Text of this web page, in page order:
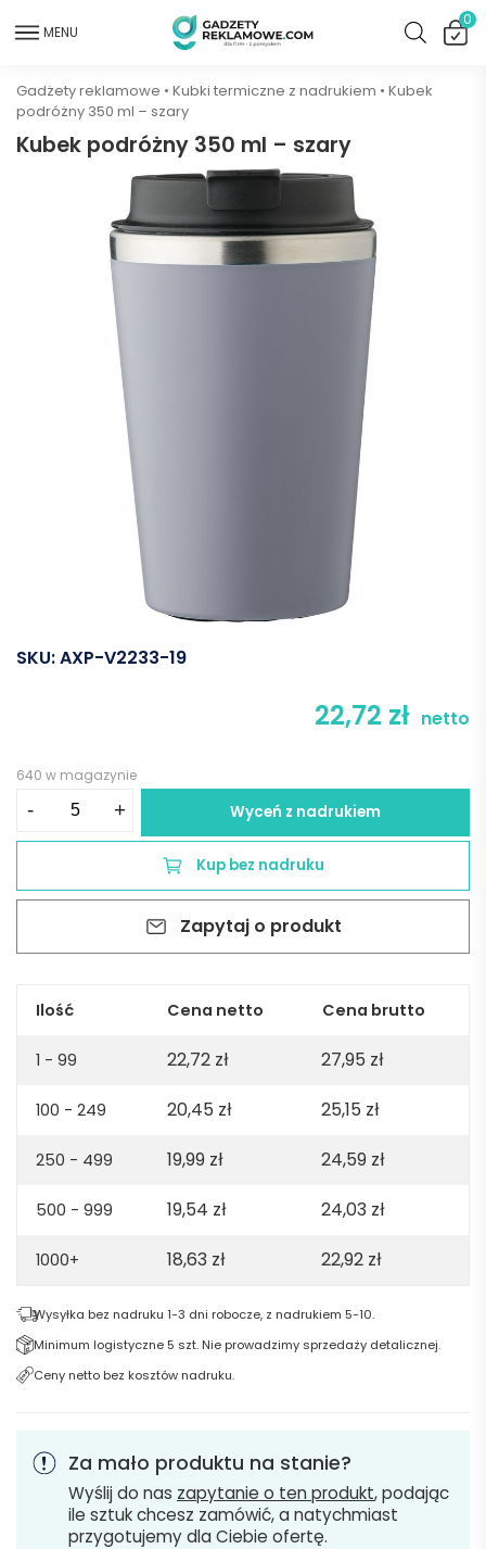
MENU
0
Gadżety reklamowe • Kubki termiczne z nadrukiem • Kubek
podróżny 350 ml – szary
Kubek podróżny 350 ml – szary
SKU:AXP-V2233-19
22,72 zł netto
640 w magazynie
-
ml
szary
+ Wyceń z nadrukiem
Kup bez nadruku
Zapytaj o produkt
Ilość Cena netto Cena brutto
1 - 99 22,72 zł 27,95 zł
100 - 249 20,45 zł 25,15 zł
250 - 499 19,99 zł 24,59 zł
500 - 999 19,54 zł 24,03 zł
1000+ 18,63 zł 22,92 zł
Wysyłka bez nadruku 1-3 dni robocze, z nadrukiem 5-10.
Minimum logistyczne 5 szt. Nie prowadzimy sprzedaży detalicznej.
Ceny netto bez kosztów nadruku.
Za mało produktu na stanie?
Wyślij do nas zapytanie o ten produkt, podając
ile sztuk chcesz zamówić, a natychmiast
przygotujemy dla Ciebie ofertę.